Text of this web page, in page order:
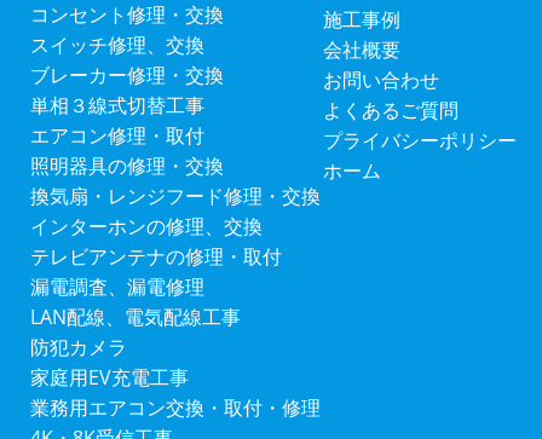
コンセント修理・交換
スイッチ修理、交換
ブレーカー修理・交換
単相３線式切替工事
エアコン修理・取付
照明器具の修理・交換
換気扇・レンジフード修理・交換
インターホンの修理、交換
テレビアンテナの修理・取付
漏電調査、漏電修理
LAN配線、電気配線工事
防犯カメラ
家庭用EV充電工事
業務用エアコン交換・取付・修理
施工事例
会社概要
お問い合わせ
よくあるご質問
プライバシーポリシー
ホーム